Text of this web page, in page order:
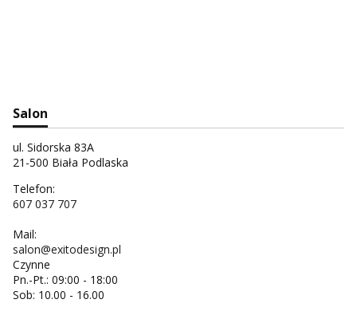
Salon
ul. Sidorska 83A
21-500 Biała Podlaska
Telefon:
607 037 707
Mail:
salon@exitodesign.pl
Czynne
Pn.-Pt.: 09:00 - 18:00
Sob: 10.00 - 16.00